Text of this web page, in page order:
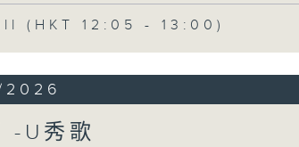
(HKT 12:05 - 13:00)
-U秀歌